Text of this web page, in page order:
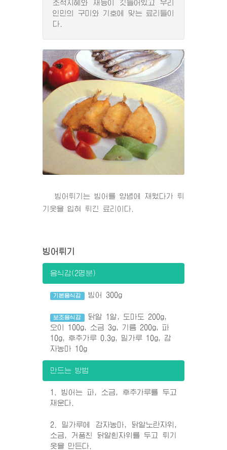
조적지혜와 재능이 깃들어있고 우리
인민의 구미와 기호에 맞는 료리들이
다.
빙어튀기는 빙어를 양념에 재웠다가 튀
기옷을 입혀 튀긴 료리이다.
빙어튀기
음식감(2명분)
기본음식감 빙어 300g
보조음식감
닭알 1알, 도마도 200g,
오이 100g, 소금 3g, 기름 200g, 파
10g, 후추가루 0.3g, 밀가루 10g, 감
자농마 10g
만드는 방법
1. 빙어는 파, 소금, 후추가루를 두고
재운다.
2. 밀가루에 감자농마, 닭알노란자위,
소금, 거품친 닭알흰자위를 두고 튀기
옷을 만든다.